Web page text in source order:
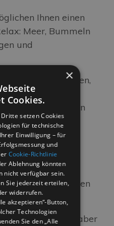
Ihnen einen
Meer, Bummeln
und
Urlaub mögen,
im Freien,
in den
ins
Pubs und in den
Ort der
Kulturtreffen
lange gibt, das aber
×
Cookies.
setzen Cookies
für technische
Einwilligung – für
und
Cookie-Richtlinie
Ablehnung könnten
nicht verfügbar sein.
Sie jederzeit erteilen,
widerrufen.
akzeptieren“-Button,
Technologien
Sie den „Alle